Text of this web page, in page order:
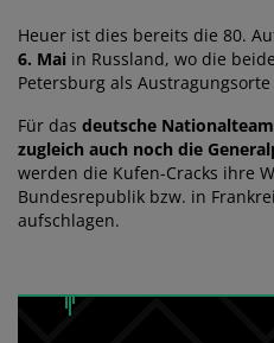
Heuer ist dies bereits die 80.
6. Mai in Russland, wo die
Petersburg als
Für das deutsche
zugleich auch noch die
werden die Kufen-Cracks ihre
Bundesrepublik bzw. in
aufschlagen.